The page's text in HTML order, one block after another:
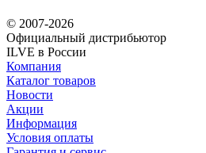
© 2007-2026
Официальный дистрибьютoр
ILVE в России
Компания
Каталог товаров
Новости
Акции
Информация
Условия оплаты